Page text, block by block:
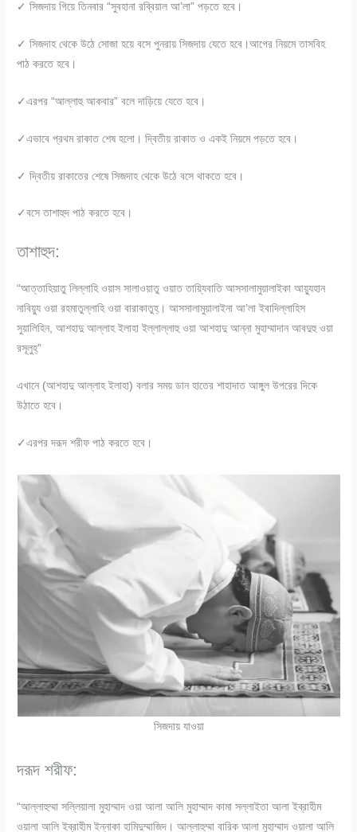
✓ সিজদায় গিয়ে তিনবার “সুবহানা রব্বিয়াল আ’লা” পড়তে হবে।
✓ সিজদাহ থেকে উঠে সোজা হয়ে বসে পুনরায় সিজদায় যেতে হবে।আগের নিয়মে তাসবিহ
পাঠ করতে হবে।
✓এরপর “আল্লাহু আকবার” বলে দাড়িয়ে যেতে হবে।
✓এভাবে প্রথম রাকাত শেষ হলো। দ্বিতীয় রাকাত ও একই নিয়মে পড়তে হবে।
✓ দ্বিতীয় রাকাতের শেষে সিজদাহ থেকে উঠে বসে থাকতে হবে।
✓বসে তাশাহুদ পাঠ করতে হবে।
তাশাহুদ:
“আত্তাহিয়াতু লিল্লাহি ওয়াস সালাওয়াতু ওয়াত তায়্যিবাতি আসসালামুয়ালাইকা আয়্যুহান
নাবিয়্যু ওয়া রহমাতুল্লাহি ওয়া বারাকাতুহ্। আসসালামুয়ালাইনা আ’লা ইবাদিল্লাহিস
সুয়ালিহিন, আশহাদু আল্লাহ ইলাহা ইল্লাল্লাহু ওয়া আশহাদু আন্না মুহাম্মাদান আবদুহু ওয়া
রসূলুহ্”
এখানে (আশহাদু আল্লাহ ইলাহা) বলার সময় ডান হাতের শাহাদাত আঙ্গুল উপরের দিকে
উঠাতে হবে।
✓এরপর দরূদ শরীফ পাঠ করতে হবে।
সিজদায় যাওয়া
দরূদ শরীফ:
“আল্লাহুম্মা সল্লিয়ালা মুহাম্মাদ ওয়া আলা আলি মুহাম্মাদ কামা সল্লাইতা আলা ইব্রাহীম
ওয়ালা আলি ইব্রাহীম ইন্নাকা হামিদুম্মাজিদ। আল্লাহুম্মা বারিক আলা মুহাম্মাদ ওয়ালা আলি